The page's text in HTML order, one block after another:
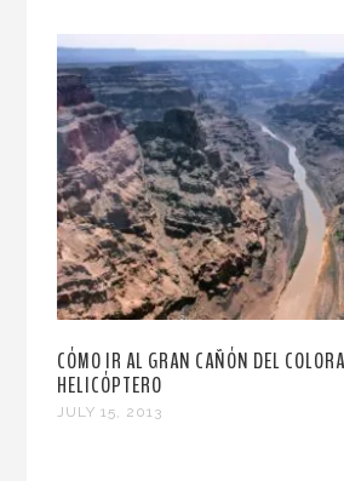
CÓMO IR AL GRAN CAÑÓN DEL
HELICÓPTERO
JULY 15, 2013